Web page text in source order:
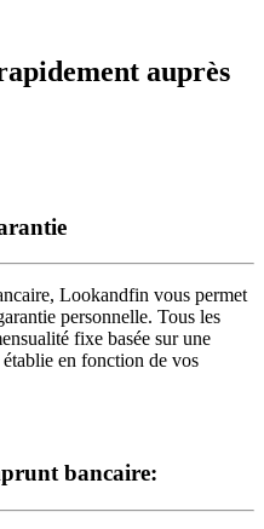
auprès
Lookandfin vous permet
personnelle. Tous les
fixe basée sur une
en fonction de vos
bancaire: